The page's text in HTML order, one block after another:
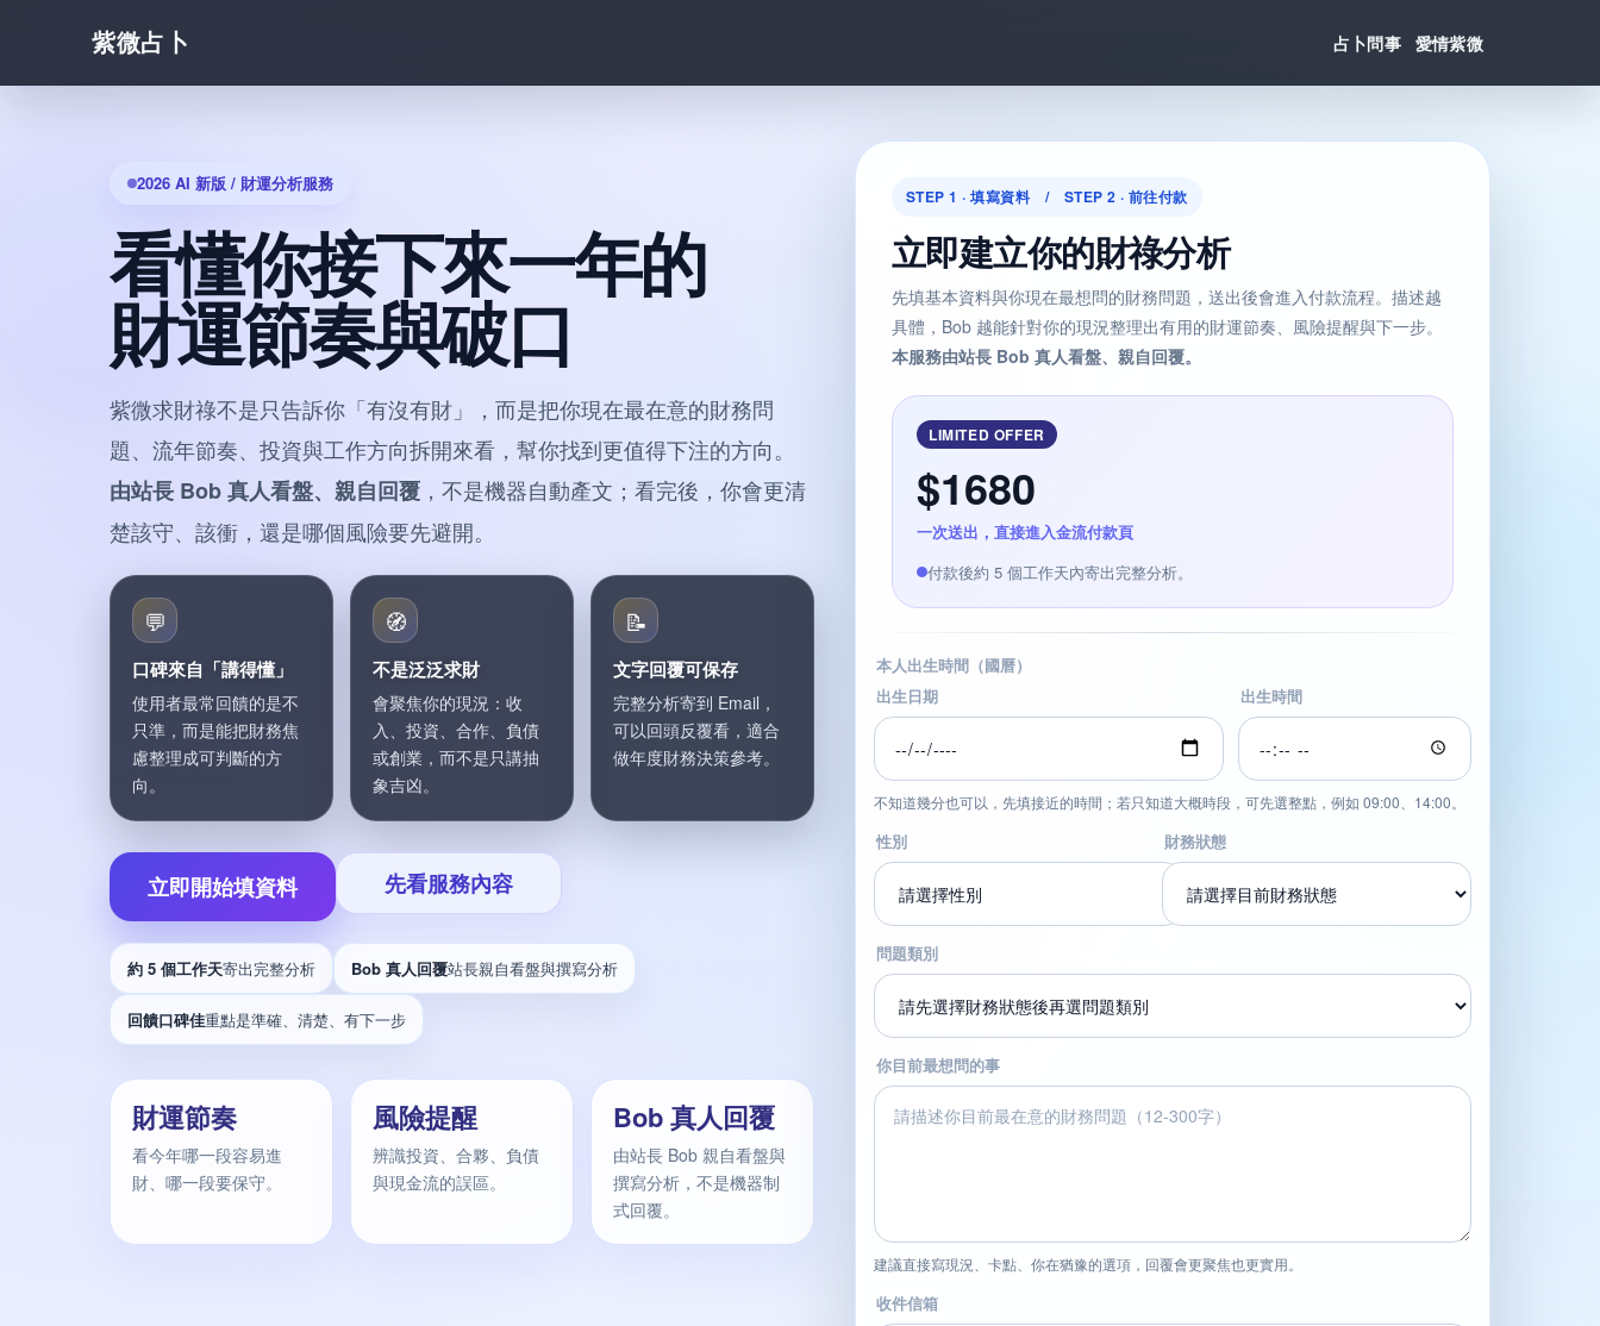
紫微占卜 占卜問事 愛情紫微
2026 AI 新版 / 財運分析服務
看懂你接下來一年的
財運節奏與破口
紫微求財祿不是只告訴你「有沒有財」，而是把你現在最在意的財務問
題、流年節奏、投資與工作方向拆開來看，幫你找到更值得下注的方向。
由站長 Bob 真人看盤、親自回覆 ，不是機器自動產文；看完後，你會更清
楚該守、該衝，還是哪個風險要先避開。
💬
口碑來自「講得懂」
使用者最常回饋的是不
只準，而是能把財務焦
慮整理成可判斷的方
向。
🧭
不是泛泛求財
會聚焦你的現況：收
入、投資、合作、負債
或創業，而不是只講抽
象吉凶。
📝
文字回覆可保存
完整分析寄到 Email，
可以回頭反覆看，適合
做年度財務決策參考。
立即開始填資料 先看服務內容
約 5 個工作天寄出完整分析 Bob 真人回覆站長親自看盤與撰寫分析
回饋口碑佳重點是準確、清楚、有下一步
財運節奏
看今年哪一段容易進
財、哪一段要保守。
風險提醒
辨識投資、合夥、負債
與現金流的誤區。
Bob 真人回覆
由站長 Bob 親自看盤與
撰寫分析，不是機器制
式回覆。
STEP 1 · 填寫資料 / STEP 2 · 前往付款
立即建立你的財祿分析
先填基本資料與你現在最想問的財務問題，送出後會進入付款流程。描述越
具體，Bob 越能針對你的現況整理出有用的財運節奏、風險提醒與下一步。
本服務由站長 Bob 真人看盤、親自回覆。
LIMITED OFFER
$1680
一次送出，直接進入金流付款頁
付款後約 5 個工作天內寄出完整分析。
本人出生時間（國曆）
出生日期
出生時間
不知道幾分也可以，先填接近的時間；若只知道大概時段，可先選整點，例如 09:00、14:00。
性別 財務狀態
問題類別
你目前最想問的事
建議直接寫現況、卡點、你在猶豫的選項，回覆會更聚焦也更實用。
收件信箱